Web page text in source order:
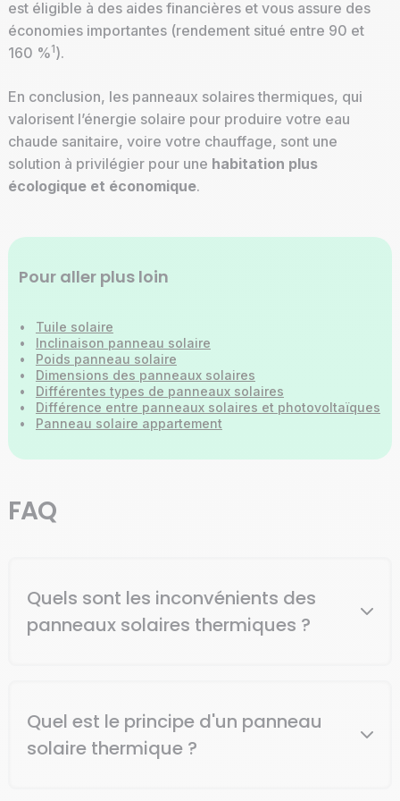
est éligible à des aides financières et vous assure des
économies importantes (rendement situé entre 90 et
160 %1).
En conclusion, les panneaux solaires thermiques, qui
valorisent l’énergie solaire pour produire votre eau
chaude sanitaire, voire votre chauffage, sont une
solution à privilégier pour une habitation plus
écologique et économique.
Pour aller plus loin
•
Tuile solaire
•
Inclinaison panneau solaire
•
Poids panneau solaire
•
Dimensions des panneaux solaires
•
Différentes types de panneaux solaires
•
Différence entre panneaux solaires et photovoltaïques
•
Panneau solaire appartement
FAQ
Quels sont les inconvénients des
panneaux solaires thermiques ?
principaux inconvénients : ils demandent un
investissement de départ élevé (mais des aides
financières existent !) et leurs performances
Quel est le principe d'un panneau
solaire thermique ?